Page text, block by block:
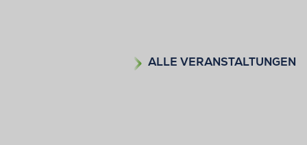
ALLE VERANSTALTUNGEN